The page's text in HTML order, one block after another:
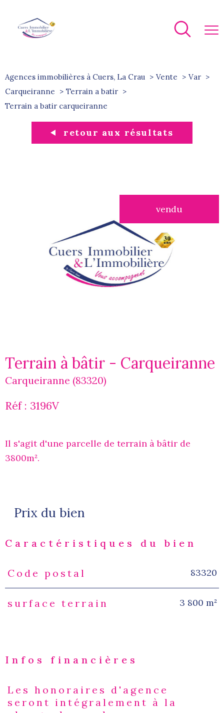
Agences immobilières à Cuers, La Crau Vente
Var
Carqueiranne
Terrain a batir
terrain a batir carqueiranne
retour aux résultats
vendu
Terrain à bâtir - Carqueiranne
Carqueiranne (83320)
Réf : 3196V
Il s'agit d'une parcelle de terrain à bâtir de
3800m².
Prix du bien
Caractéristiques du bien
Caractéristiques Valeurs
Code postal 83320
surface terrain 3 800 m²
Infos financières
Caractéristiques Valeurs
Les honoraires d'agence
seront intégralement à la